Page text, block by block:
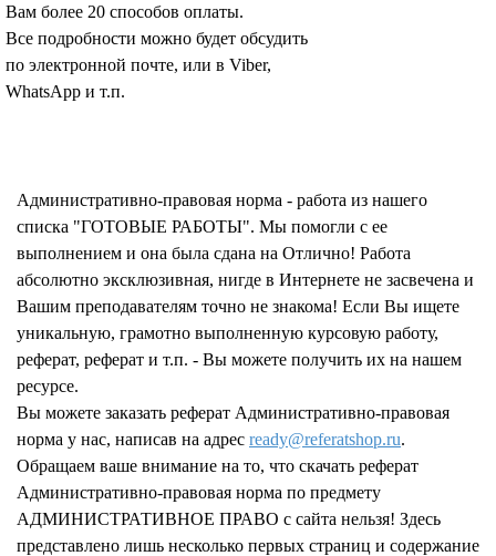
Вам более 20 способов оплаты.
Все подробности можно будет обсудить
по электронной почте, или в Viber,
WhatsApp и т.п.
Административно-правовая норма - работа из нашего
списка "ГОТОВЫЕ РАБОТЫ". Мы помогли с ее
выполнением и она была сдана на Отлично! Работа
абсолютно эксклюзивная, нигде в Интернете не засвечена и
Вашим преподавателям точно не знакома! Если Вы ищете
уникальную, грамотно выполненную курсовую работу,
реферат, реферат и т.п. - Вы можете получить их на нашем
ресурсе.
Вы можете заказать реферат Административно-правовая
норма у нас, написав на адрес ready@referatshop.ru.
Обращаем ваше внимание на то, что скачать реферат
Административно-правовая норма по предмету
АДМИНИСТРАТИВНОЕ ПРАВО с сайта нельзя! Здесь
представлено лишь несколько первых страниц и содержание